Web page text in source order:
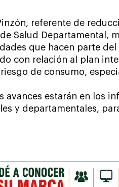
referente de
Salud Departamental,
que hacen parte del
con relación al plan
de consumo,
avances estarán en los
y departamentales,